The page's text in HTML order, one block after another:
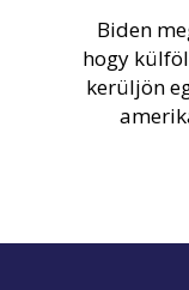
Biden
hogy
kerüljön